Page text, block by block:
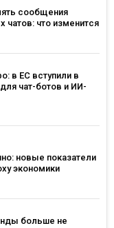
сообщения
чатов: что изменится
в ЕС вступили в
чат-ботов и ИИ-
новые показатели
экономики
больше не